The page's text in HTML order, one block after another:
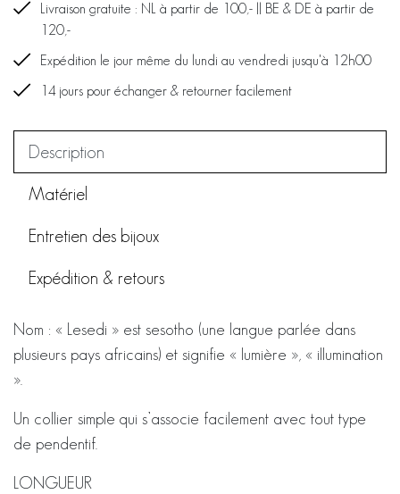
Livraison gratuite : NL à partir de 100,- || BE & DE à partir de
120,-
Expédition le jour même du lundi au vendredi jusqu'à 12h00
14 jours pour échanger & retourner facilement
Description
Matériel
Entretien des bijoux
Expédition & retours
Nom : « Lesedi » est sesotho (une langue parlée dans
plusieurs pays africains) et signifie « lumière », « illumination
».
Un collier simple qui s’associe facilement avec tout type
de pendentif.
LONGUEUR